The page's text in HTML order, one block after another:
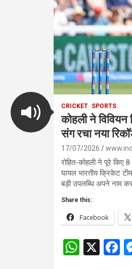
CRICKET SPORTS
कोहली ने विवियन
संग रचा नया
17/07/2026
रोहित-कोहली ने पूरे किए
घायल भारतीय क्रिकेट
बड़ी उपलब्धि अपने नाम
Share this:
Facebook
W X
F